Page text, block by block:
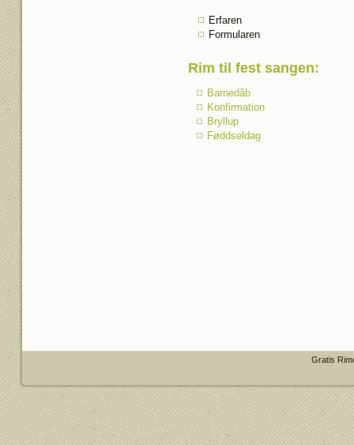
Erfaren
Formularen
Rim til fest sangen:
Barnedåb
Konfirmation
Bryllup
Føddseldag
Gratis